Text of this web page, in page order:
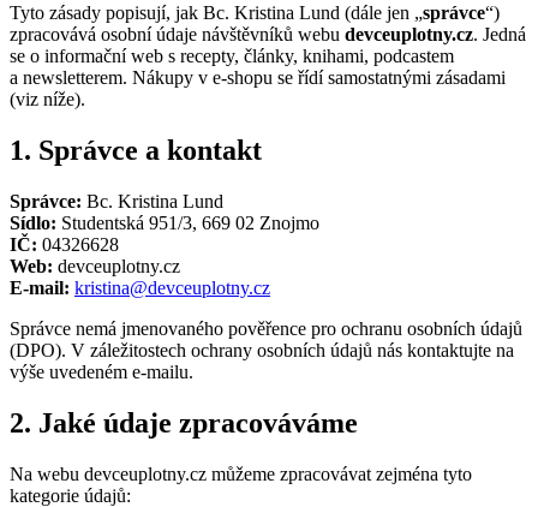
Tyto zásady popisují, jak Bc. Kristina Lund (dále jen „správce“)
zpracovává osobní údaje návštěvníků webu devceuplotny.cz. Jedná
se o informační web s recepty, články, knihami, podcastem
a newsletterem. Nákupy v e-shopu se řídí samostatnými zásadami
(viz níže).
1. Správce a kontakt
Správce: Bc. Kristina Lund
Sídlo: Studentská 951/3, 669 02 Znojmo
IČ: 04326628
Web: devceuplotny.cz
E-mail: kristina@devceuplotny.cz
Správce nemá jmenovaného pověřence pro ochranu osobních údajů
(DPO). V záležitostech ochrany osobních údajů nás kontaktujte na
výše uvedeném e-mailu.
2. Jaké údaje zpracováváme
Na webu devceuplotny.cz můžeme zpracovávat zejména tyto
kategorie údajů: